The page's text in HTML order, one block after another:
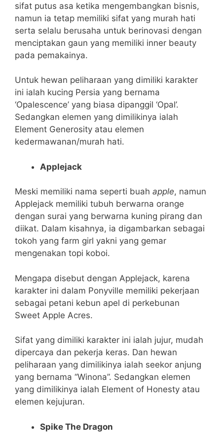
sifat putus asa ketika mengembangkan bisnis,
namun ia tetap memiliki sifat yang murah hati
serta selalu berusaha untuk berinovasi dengan
menciptakan gaun yang memiliki inner beauty
pada pemakainya.
Untuk hewan peliharaan yang dimiliki karakter
ini ialah kucing Persia yang bernama
‘Opalescence’ yang biasa dipanggil ‘Opal’.
Sedangkan elemen yang dimilikinya ialah
Element Generosity atau elemen
kedermawanan/murah hati.
Applejack
Meski memiliki nama seperti buah apple, namun
Applejack memiliki tubuh berwarna orange
dengan surai yang berwarna kuning pirang dan
diikat. Dalam kisahnya, ia digambarkan sebagai
tokoh yang farm girl yakni yang gemar
mengenakan topi koboi.
Mengapa disebut dengan Applejack, karena
karakter ini dalam Ponyville memiliki pekerjaan
sebagai petani kebun apel di perkebunan
Sweet Apple Acres.
Sifat yang dimiliki karakter ini ialah jujur, mudah
dipercaya dan pekerja keras. Dan hewan
peliharaan yang dimilikinya ialah seekor anjung
yang bernama “Winona”. Sedangkan elemen
yang dimilikinya ialah Element of Honesty atau
elemen kejujuran.
Spike The Dragon